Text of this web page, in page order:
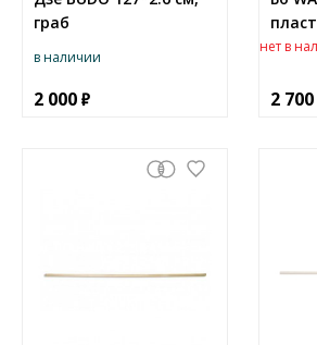
граб
в наличии
2 000
нет в
2 700